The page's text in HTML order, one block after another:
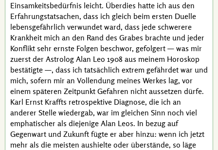
Einsamkeitsbedürfnis leicht. Überdies hatte ich aus den
Erfahrungstatsachen, dass ich gleich beim ersten Duelle
lebensgefährlich verwundet ward, dass jede schwerere
Krankheit mich an den Rand des Grabes brachte und jeder
Konflikt sehr ernste Folgen beschwor, gefolgert — was mir
zuerst der Astrolog Alan Leo 1908 aus meinem Horoskop
bestätigte —, dass ich tatsächlich extrem gefährdet war und
mich, sofern mir an Vollendung meines Werkes lag, vor
einem späteren Zeitpunkt Gefahren nicht aussetzen dürfe.
Karl Ernst Kraffts retrospektive Diagnose, die ich an
anderer Stelle wiedergab, war im gleichen Sinn noch viel
emphatischer als diejenige Alan Leos. In bezug auf
Gegenwart und Zukunft fügte er aber hinzu: wenn ich jetzt
mehr als die meisten aushielte oder überstände, so läge